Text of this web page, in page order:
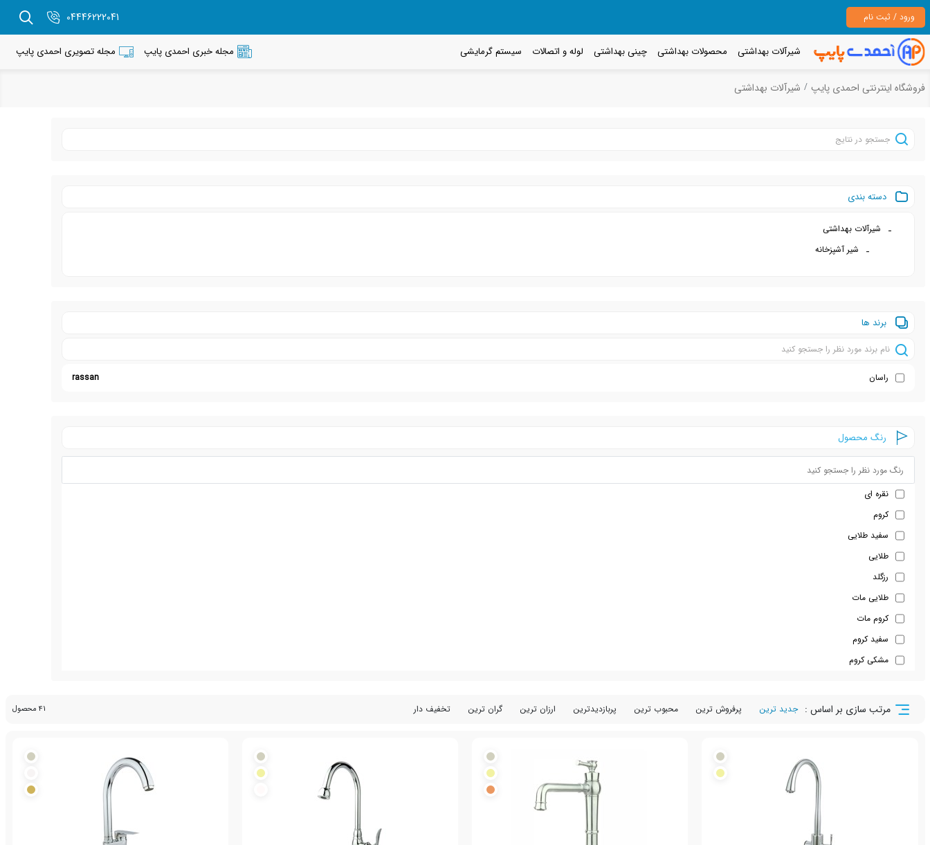
ورود / ثبت نام 04446222041
شیرآلات بهداشتی محصولات بهداشتی چینی بهداشتی لوله و اتصالات سیستم گرمایشی مجله خبری احمدی پایپ مجله تصویری احمدی پایپ
فروشگاه اینترنتی احمدی پایپ شیرآلات بهداشتی
دسته بندی
شیرآلات بهداشتی
شیر آشپزخانه
برند ها
راسان rassan
رنگ محصول
نقره ای
کروم
سفید طلایی
طلایی
رزگلد
طلایی مات
کروم مات
سفید کروم
مشکی کروم
مرتب سازی بر اساس : جدید ترین پرفروش ترین محبوب ترین پربازدیدترین ارزان ترین گران ترین تخفیف دار 41 محصول